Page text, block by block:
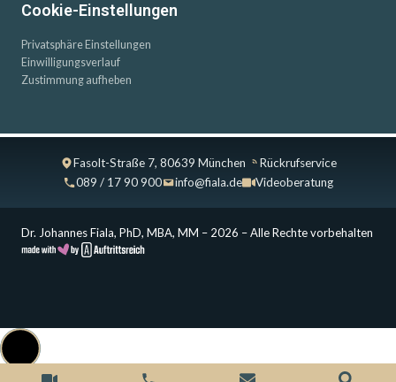
Cookie-Einstellungen
Privatsphäre Einstellungen
Einwilligungsverlauf
Zustimmung aufheben
Fasolt-Straße 7, 80639 München
Rückrufservice
089 / 17 90 900
info@fiala.de Videoberatung
Dr. Johannes Fiala, PhD, MBA, MM – 2026 – Alle Rechte vorbehalten